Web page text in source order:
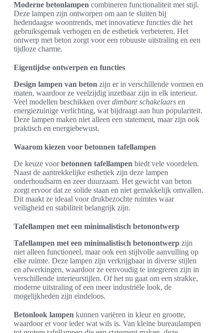
Moderne betonlampen combineren functionaliteit met stijl.
Deze lampen zijn ontworpen om aan te sluiten bij
hedendaagse woontrends, met innovatieve functies die het
gebruiksgemak verhogen en de esthetiek verbeteren. Het
ontwerp met beton zorgt voor een robuuste uitstraling en een
tijdloze charme.
Eigentijdse ontwerpen en functies
Design lampen van beton zijn er in verschillende vormen en
maten, waardoor ze veelzijdig inzetbaar zijn in elk interieur.
Veel modellen beschikken overdimbare schakelaars en
energiezuinige verlichting, wat bijdraagt aan hun populariteit.
Deze lampen maken niet alleen een statement, maar zijn ook
praktisch en energiebewust.
Waarom kiezen voor betonnen tafellampen
De keuze voorbetonnen tafellampen biedt vele voordelen.
Naast de aantrekkelijke esthetiek zijn deze lampen
onderhoudsarm en zeer duurzaam. Het gewicht van beton
zorgt ervoor dat ze solide staan en niet gemakkelijk omvallen.
Dit maakt ze ideaal voor drukbezochte ruimtes waar
veiligheid en stabiliteit belangrijk zijn.
Tafellampen met een minimalistisch betonontwerp
Tafellampen met een minimalistisch betonontwerp zijn
niet alleen functioneel, maar ook een stijlvolle aanvulling op
elke ruimte. Deze lampen zijn verkrijgbaar in diverse stijlen
en afwerkingen, waardoor ze eenvoudig te integreren zijn in
verschillende interieurstijlen. Of het nu gaat om een strakke,
moderne uitstraling of een meer industriële look, de
mogelijkheden zijn eindeloos.
Betonlook lampen kunnen variëren in kleur en grootte,
waardoor er voor ieder wat wils is. Van kleine bureaulampen